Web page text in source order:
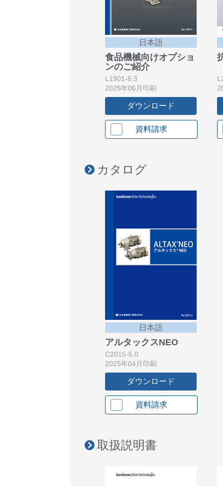
日本語
食品機械向けオプショ
ンのご紹介
L1901-6.3
2025年06月印刷
ダウンロード
資料請求
カタログ
日本語
アルタックスNEO
C2015-5.0
2025年04月印刷
ダウンロード
資料請求
取扱説明書